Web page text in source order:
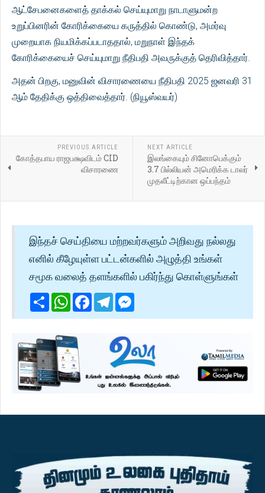
ஆட்சேபனைகளைத் தாக்கல் செய்யுமாறு நாடாளுமன்ற
உறுப்பினரின் கோரிக்கையை கருத்தில் கொண்டு, அமர்வு
முறையாக நியமிக்கப்படாததால், மறுநாள் இந்தக்
கோரிக்கையைச் செய்யுமாறு நீதிபதி அவருக்குத் தெரிவித்தார்.
அதன் பிறகு, மனுவின் விசாரணையை நீதிபதி 2025 ஜனவரி 31
ஆம் தேதிக்கு ஒத்திவைத்தார். (நியூஸ்வயர்)
PREVIOUS ARTICLE
கோத்தபாய ராஜபக்ஷவிடம் CID
விசாரணை
NEXT ARTICLE
இலங்கையும் சினோபெக்கும்
3.7 பில்லியன் அமெரிக்க டாலர்
முதலீட்டிற்கான ஒப்பந்தம்
இந்தச் செய்தியை மற்றவர்களும் அறிவது நல்லது
எனில் கீழேயுள்ள பட்டன்களில் அழுத்தி உங்கள்
சமூக வலைத் தளங்களில் பகிர்ந்து கொள்ளுங்கள்
ShareWhatsApp
Facebook
Telegram